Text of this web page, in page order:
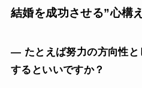
結婚を成功させる”心構
— たとえば努力の方向性と
するといいですか？